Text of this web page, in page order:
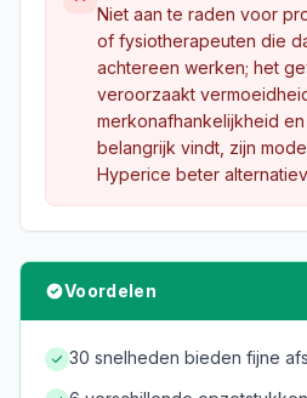
Niet aan te raden voor
of fysiotherapeuten die
achtereen werken; het
veroorzaakt
merkonafhankelijkheid
belangrijk vindt, zijn
Hyperice beter
Voordelen
30 snelheden bieden fijne